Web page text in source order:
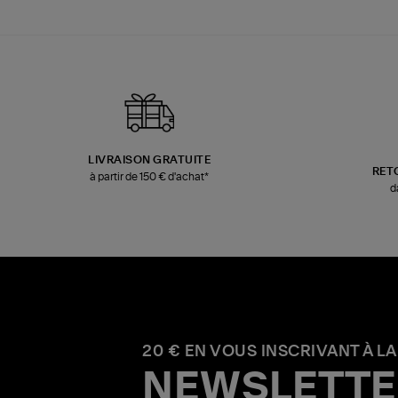
LIVRAISON GRATUITE
à partir de 150 € d'achat*
20 € EN VOUS INSCRIVANT À LA